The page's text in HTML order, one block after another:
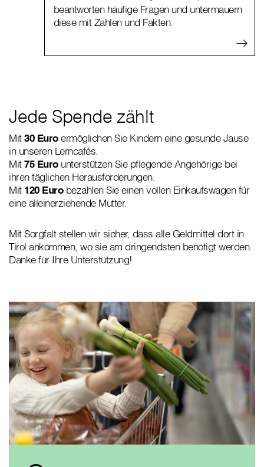
beantworten häufige Fragen und untermauern
diese mit Zahlen und Fakten.
Jede Spende zählt
Mit30 Euroermöglichen Sie Kindern eine gesunde Jause
in unseren Lerncafés.
Mit75 Euro unterstützen Sie pflegende Angehörige bei
ihren täglichen Herausforderungen.
Mit 120 Euro bezahlen Sie einen vollen Einkaufswagen für
eine alleinerziehende Mutter.
Mit Sorgfalt stellen wir sicher, dass alle Geldmittel dort in
Tirol ankommen, wo sie am dringendsten benötigt werden.
Danke für Ihre Unterstützung!